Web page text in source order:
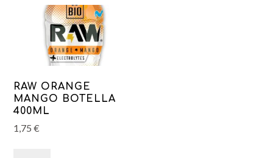
RAW ORANGE
MANGO BOTELLA
400ML
1,75€